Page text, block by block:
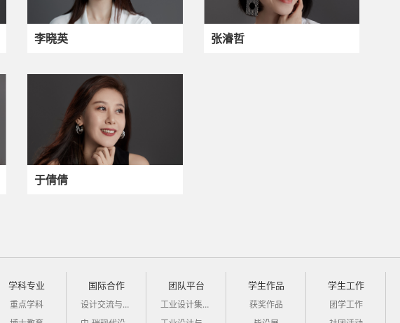
李晓英 张濬哲
于倩倩
学科专业
重点学科
国际合作
设计交流与培训
团队平台
工业设计集成创新科研团队
学生作品
获奖作品
学生工作
团学工作